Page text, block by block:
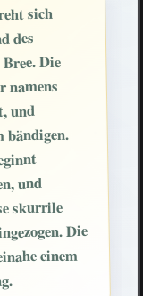
sich
des
Die
namens
und
bändigen.
und
skurrile
Die
einem